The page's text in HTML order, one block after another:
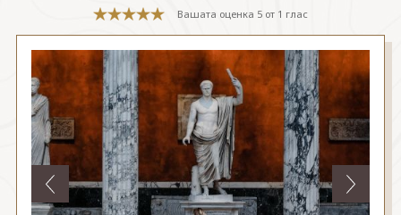
САМОЛЕТНИ ПОЧИВКИ
ПОЧИВКИ С АВТОБУС
ПРАЗНИЦИ
ЕКЗОТИКА
КРУИЗИ
Вашата оценка 5 от 1 глас